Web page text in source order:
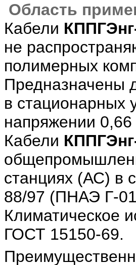
Область
Кабели
не
полимерных
Предназначены
в стационарных
напряжении
Кабели
станциях (АС) в
88/97 (ПНАЭ Г-
Климатическое
ГОСТ 15150-69.